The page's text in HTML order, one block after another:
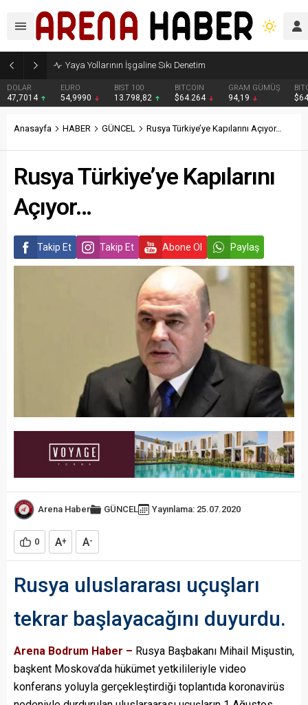
Yaya Yollarının İşgaline Sıkı Denetim
DOLAR
47,7014
EURO
54,9990
BIST 100
13.798,82
BITCOIN
$64.264
GRAM GÜMÜŞ
94,19
Anasayfa HABER GÜNCEL Rusya Türkiye’ye Kapılarını Açıyor…
Rusya Türkiye’ye Kapılarını
Açıyor…
Takip Et Takip Et Abone Ol Paylaş
Arena Haber GÜNCEL Yayınlama: 25.07.2020
0 A+ A-
Rusya uluslararası uçuşları
tekrar başlayacağını duyurdu.
Arena Bodrum Haber – Rusya Başbakanı Mihail Mişustin,
başkent Moskova’da hükümet yetkilileriyle video
konferans yoluyla gerçekleştirdiği toplantıda koronavirüs